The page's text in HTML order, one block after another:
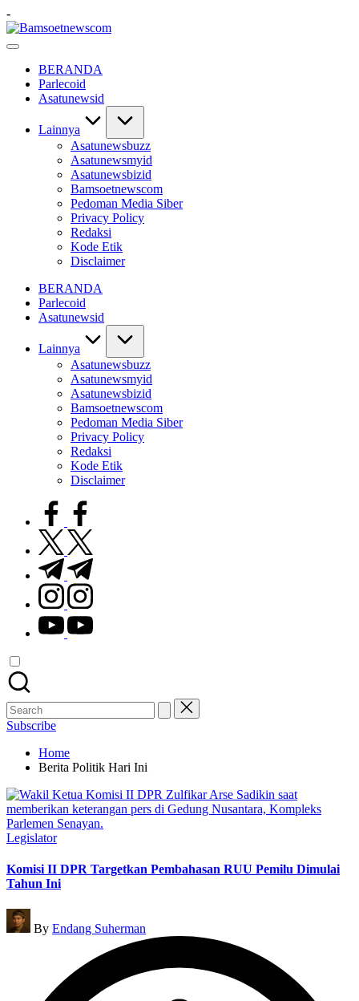
Skip
to
content
-
Bamsoetnewscom
Berita
MobilitasBERANDA
Parlecoid
Asatunewsid
Lainnya
Asatunewsbuzz
Asatunewsmyid
Asatunewsbizid
Bamsoetnewscom
Pedoman Media Siber
Privacy Policy
Redaksi
Kode Etik
Disclaimer
BERANDA
Parlecoid
Asatunewsid
Lainnya
Asatunewsbuzz
Asatunewsmyid
Asatunewsbizid
Bamsoetnewscom
Pedoman Media Siber
Privacy Policy
Redaksi
Kode Etik
Disclaimer
facebook.com
twitter.com
t.me
instagram.com
youtube.com
Search
for:
Subscribe
Home
Berita Politik Hari Ini
Posted
Legislator
Komisi II DPR Targetkan Pembahasan RUU Pemilu Dimulai
Tahun Ini
Posted
by
By Endang Suherman